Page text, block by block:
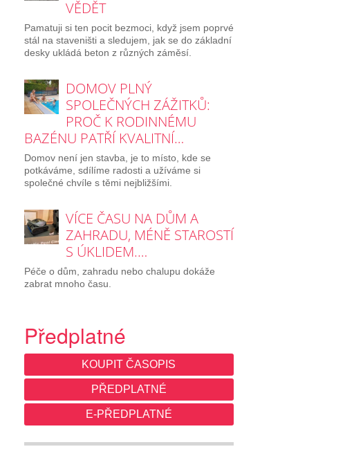
VĚDĚT
Pamatuji si ten pocit bezmoci, když jsem poprvé
stál na staveništi a sledujem, jak se do základní
desky ukládá beton z různých záměsí.
DOMOV PLNÝ
SPOLEČNÝCH ZÁŽITKŮ:
PROČ K RODINNÉMU
BAZÉNU PATŘÍ KVALITNÍ…
Domov není jen stavba, je to místo, kde se
potkáváme, sdílíme radosti a užíváme si
společné chvíle s těmi nejbližšími.
VÍCE ČASU NA DŮM A
ZAHRADU, MÉNĚ STAROSTÍ
S ÚKLIDEM.…
Péče o dům, zahradu nebo chalupu dokáže
zabrat mnoho času.
Předplatné
KOUPIT ČASOPIS
PŘEDPLATNÉ
E-PŘEDPLATNÉ